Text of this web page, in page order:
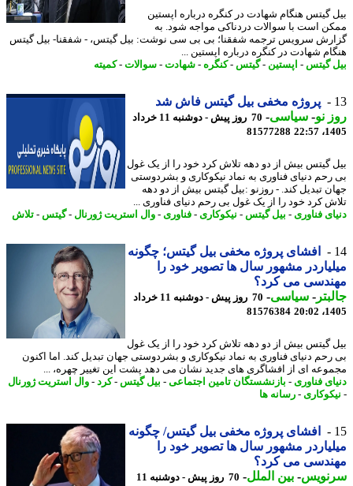
گیتس هنگام شهادت در کنگره درباره اپستین
است با سوالات دردناکی مواجه شود. به
سرویس ترجمه شفقنا؛ بی بی سی نوشت: بیل گیتس، - شفقنا- بیل گیتس
شهادت در کنگره درباره اپستین ...
گیتس-اپستین-گیتس-کنگره-شهادت-سوالات -کمیته
پروژه مخفی بیل گیتس فاش شد
نو- سیاسی-
70 روز پیش - دوشنبه 11 خرداد
81577288
گیتس بیش از دو دهه تلاش کرد خود را از یک غول
دنیای فناوری به نماد نیکوکاری و بشردوستی
تبدیل کند. - روزنو :بیل گیتس بیش از دو دهه
کرد خود را از یک غول بی رحم دنیای فناوری ...
فناوری- بیل گیتس-نیکوکاری- فناوری- وال استریت ژورنال-گیتس-تلاش
افشای پروژه مخفی بیل گیتس؛ چگونه
مشهور سال ها تصویر خود را
می کرد؟
-سیاسی-
70 روز پیش - دوشنبه 11 خرداد
81576384
گیتس بیش از دو دهه تلاش کرد خود را از یک غول
دنیای فناوری به نماد نیکوکاری و بشردوستی جهان تبدیل کند. اما اکنون
ای از افشاگری های جدید نشان می دهد پشت این تغییر چهره، ...
فناوری- بازنشستگان تامین اجتماعی-بیل گیتس-کرد-وال استریت ژورنال
- رسانه ها
افشای پروژه مخفی بیل گیتس/ چگونه
مشهور سال ها تصویر خود را
می کرد؟
-بین الملل- 70 روز پیش - دوشنبه 11